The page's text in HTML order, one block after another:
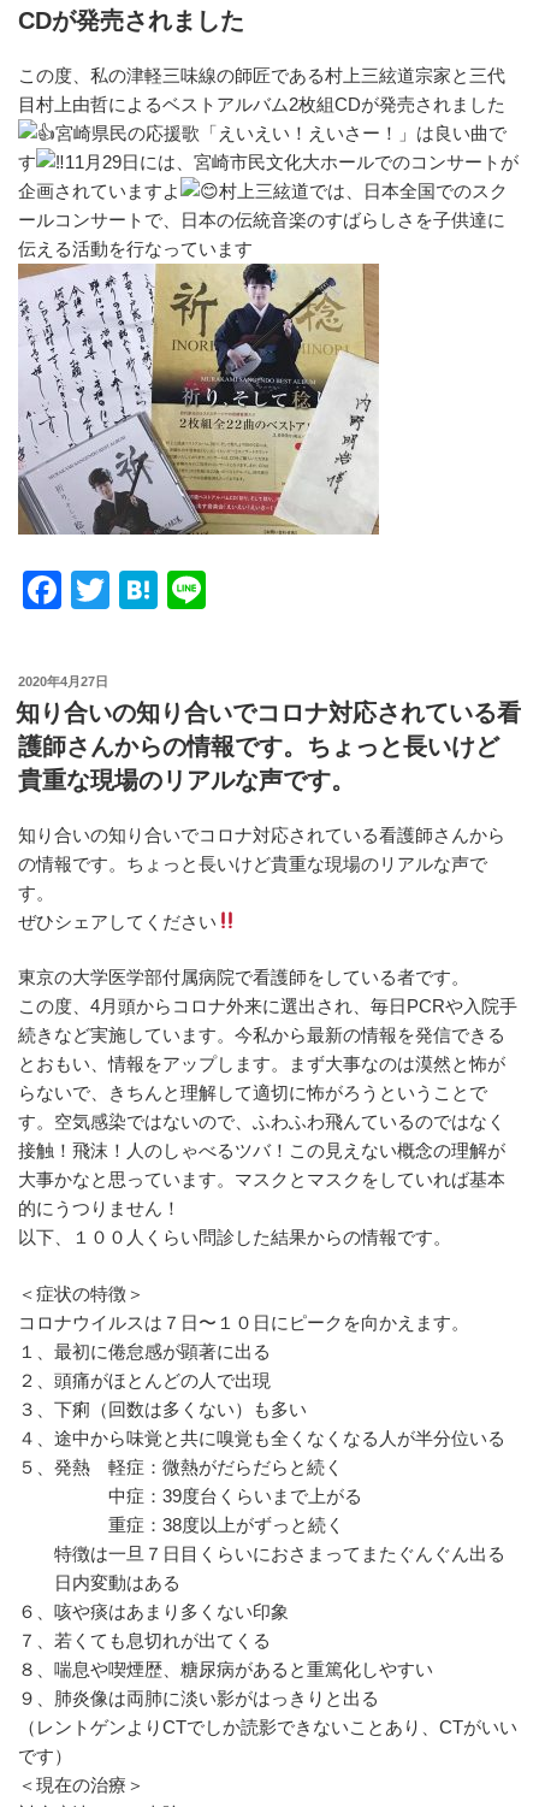
o
o
k
CDが発売されました
この度、私の津軽三味線の師匠である村上三絃道宗家と三代
目村上由哲によるベストアルバム2枚組CDが発売されました
宮崎県民の応援歌「えいえい！えいさー！」は良い曲で
す
11月29日には、宮崎市民文化大ホールでのコンサートが
企画されていますよ
村上三絃道では、日本全国でのスク
ールコンサートで、日本の伝統音楽のすばらしさを子供達に
伝える活動を行なっています
F
c
e
b
o
o
k
T
er
H
n
a
投
稿
日:
2020年4月27日
知り合いの知り合いでコロナ対応されている看
護師さんからの情報です。ちょっと長いけど
貴重な現場のリアルな声です。
知り合いの知り合いでコロナ対応されている看護師さんから
の情報です。ちょっと長いけど貴重な現場のリアルな声で
す。
ぜひシェアしてください
東京の大学医学部付属病院で看護師をしている者です。
この度、4月頭からコロナ外来に選出され、毎日PCRや入院手
続きなど実施しています。今私から最新の情報を発信できる
とおもい、情報をアップします。まず大事なのは漠然と怖が
らないで、きちんと理解して適切に怖がろうということで
す。空気感染ではないので、ふわふわ飛んているのではなく
接触！飛沫！人のしゃべるツバ！この見えない概念の理解が
大事かなと思っています。マスクとマスクをしていれば基本
的にうつりません！
以下、１００人くらい問診した結果からの情報です。
＜症状の特徴＞
コロナウイルスは７日〜１０日にピークを向かえます。
１、最初に倦怠感が顕著に出る
２、頭痛がほとんどの人で出現
３、下痢（回数は多くない）も多い
４、途中から味覚と共に嗅覚も全くなくなる人が半分位いる
５、発熱 軽症：微熱がだらだらと続く
中症：39度台くらいまで上がる
重症：38度以上がずっと続く
特徴は一旦７日目くらいにおさまってまたぐんぐん出る
日内変動はある
６、咳や痰はあまり多くない印象
７、若くても息切れが出てくる
８、喘息や喫煙歴、糖尿病があると重篤化しやすい
９、肺炎像は両肺に淡い影がはっきりと出る
（レントゲンよりCTでしか読影できないことあり、CTがいい
です）
＜現在の治療＞